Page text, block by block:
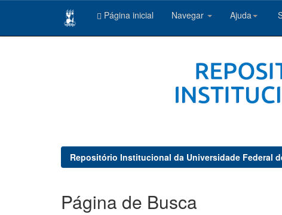
Página inicial Navegar Ajuda
Repositório Institucional da Universidade Federal
Página de Busca